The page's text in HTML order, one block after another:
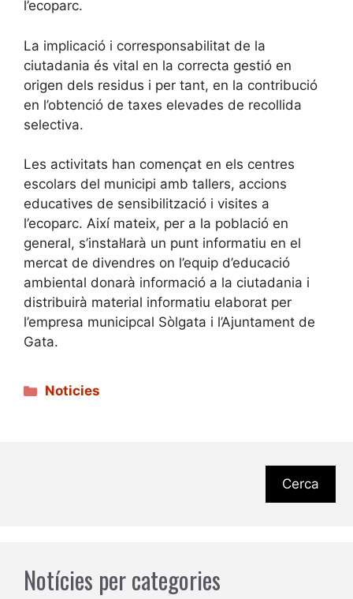
l’ecoparc.
La implicació i corresponsabilitat de la
ciutadania és vital en la correcta gestió en
origen dels residus i per tant, en la contribució
en l’obtenció de taxes elevades de recollida
selectiva.
Les activitats han començat en els centres
escolars del municipi amb tallers, accions
educatives de sensibilització i visites a
l’ecoparc. Així mateix, per a la població en
general, s’instal·larà un punt informatiu en el
mercat de divendres on l’equip d’educació
ambiental donarà informació a la ciutadania i
distribuirà material informatiu elaborat per
l’empresa municipcal Sòlgata i l’Ajuntament de
Gata.
Categories
Noticies
Cerca
Notícies per categories